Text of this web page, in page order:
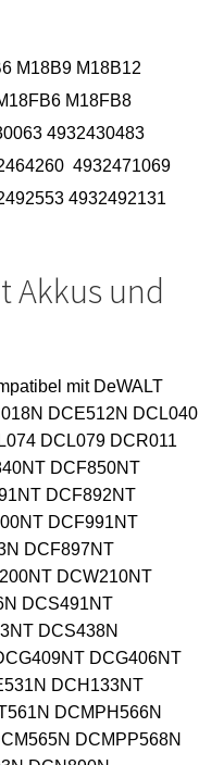
M18B9 M18B12
M18FB8
4932430483
4932471069
4932492131
Akkus und
mit DeWALT
DCE512N DCL040
DCL079 DCR011
DCF850NT
DCF892NT
DCF991NT
DCF897NT
DCW210NT
DCS491NT
DCS438N
DCG406NT
DCH133NT
DCMPH566N
DCMPP568N